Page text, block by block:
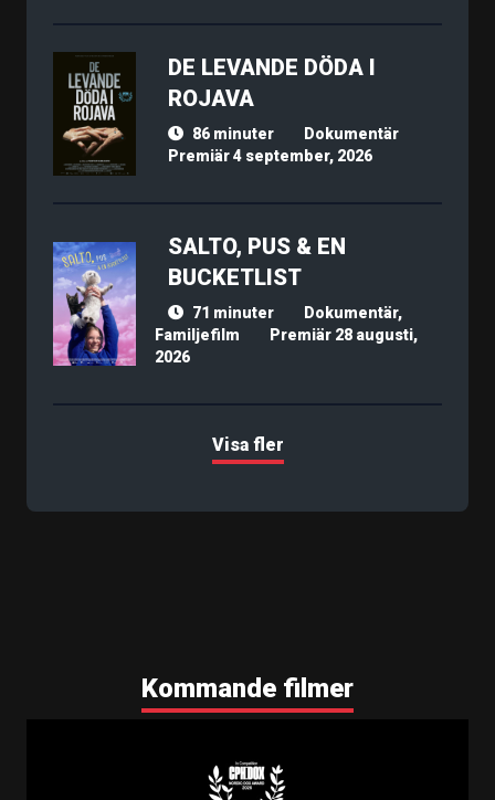
DE LEVANDE DÖDA I
ROJAVA
86 minuter
Dokumentär
Premiär 4 september, 2026
SALTO, PUS & EN
BUCKETLIST
71 minuter
Dokumentär,
Familjefilm
Premiär 28 augusti,
2026
Visa fler
Kommande filmer